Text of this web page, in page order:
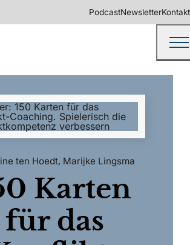
PodcastNewsletterKontakt
ten Hoedt, Marijke Lingsma
Karten
für das